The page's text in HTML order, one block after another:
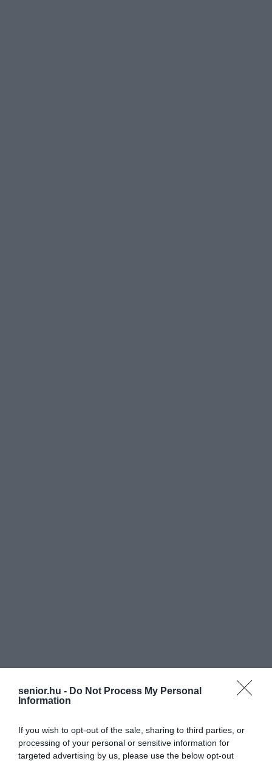
senior.hu - Do Not Process My Personal
Information
If you wish to opt-out of the sale, sharing to third parties, or
processing of your personal or sensitive information for
targeted advertising by us, please use the below opt-out